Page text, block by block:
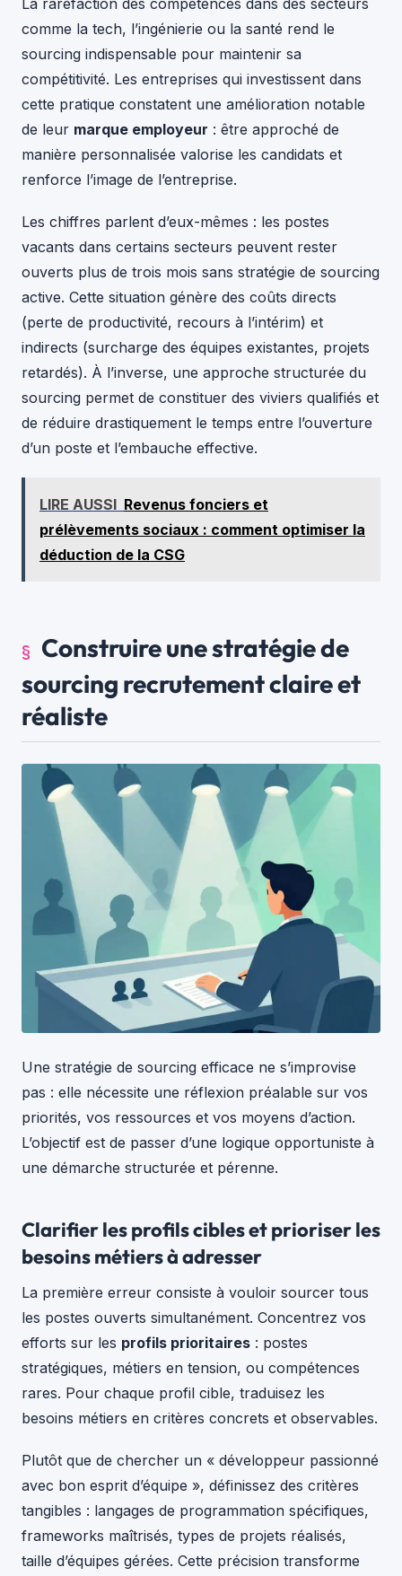
comme la tech, l’ingénierie ou la santé rend le
sourcing indispensable pour maintenir sa
compétitivité. Les entreprises qui investissent dans
cette pratique constatent une amélioration notable
de leur marque employeur : être approché de
manière personnalisée valorise les candidats et
renforce l’image de l’entreprise.
Les chiffres parlent d’eux-mêmes : les postes
vacants dans certains secteurs peuvent rester
ouverts plus de trois mois sans stratégie de sourcing
active. Cette situation génère des coûts directs
(perte de productivité, recours à l’intérim) et
indirects (surcharge des équipes existantes, projets
retardés). À l’inverse, une approche structurée du
sourcing permet de constituer des viviers qualifiés et
de réduire drastiquement le temps entre l’ouverture
d’un poste et l’embauche effective.
LIRE AUSSI Revenus fonciers et
prélèvements sociaux : comment optimiser la
déduction de la CSG
Construire une stratégie de
sourcing recrutement claire et
réaliste
Une stratégie de sourcing efficace ne s’improvise
pas : elle nécessite une réflexion préalable sur vos
priorités, vos ressources et vos moyens d’action.
L’objectif est de passer d’une logique opportuniste à
une démarche structurée et pérenne.
Clarifier les profils cibles et prioriser les
besoins métiers à adresser
La première erreur consiste à vouloir sourcer tous
les postes ouverts simultanément. Concentrez vos
efforts sur les profils prioritaires : postes
stratégiques, métiers en tension, ou compétences
rares. Pour chaque profil cible, traduisez les
besoins métiers en critères concrets et observables.
Plutôt que de chercher un « développeur passionné
avec bon esprit d’équipe », définissez des critères
tangibles : langages de programmation spécifiques,
frameworks maîtrisés, types de projets réalisés,
taille d’équipes gérées. Cette précision transforme